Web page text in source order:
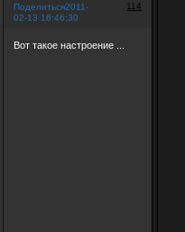
Поделиться 114
2011-
02-13 16:46:30
Вот такое настроение ...